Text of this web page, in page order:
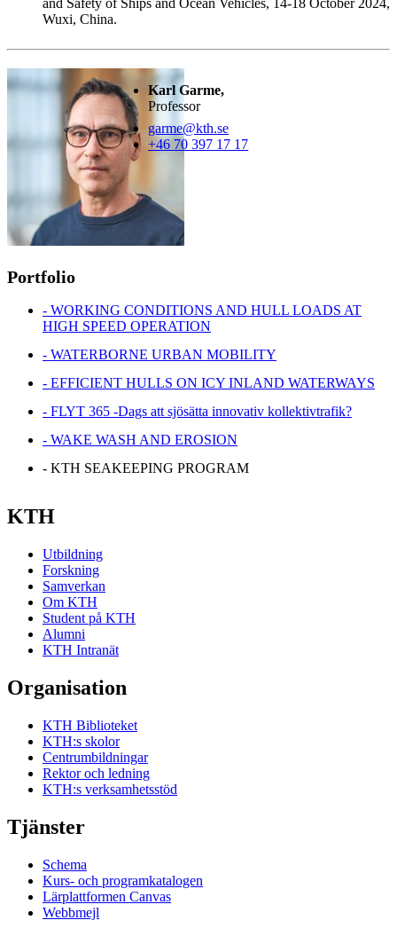
and Safety of Ships and Ocean Vehicles, 14-18 October 2024,
Wuxi, China.
Karl Garme,
Professor
garme@kth.se
+46 70 397 17 17
Portfolio
- WORKING CONDITIONS AND HULL LOADS AT
HIGH SPEED OPERATION
- WATERBORNE URBAN MOBILITY
- EFFICIENT HULLS ON ICY INLAND WATERWAYS
- FLYT 365 -Dags att sjösätta innovativ kollektivtrafik?
- WAKE WASH AND EROSION
- KTH SEAKEEPING PROGRAM
KTH
Utbildning
Forskning
Samverkan
Om KTH
Student på KTH
Alumni
KTH Intranät
Organisation
KTH Biblioteket
KTH:s skolor
Centrumbildningar
Rektor och ledning
KTH:s verksamhetsstöd
Tjänster
Schema
Kurs- och programkatalogen
Lärplattformen Canvas
Webbmejl